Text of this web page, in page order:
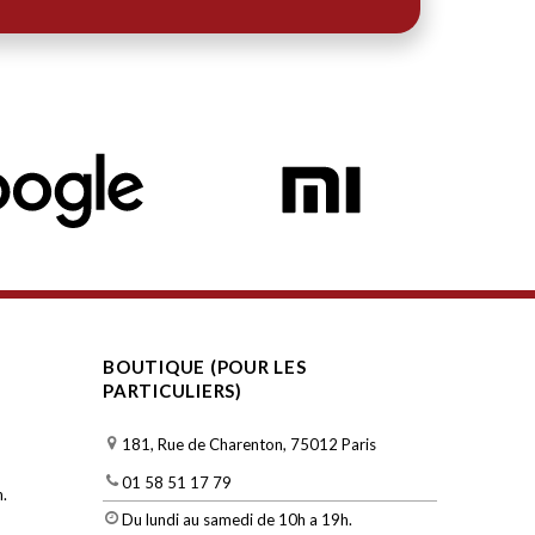
BOUTIQUE (POUR LES
PARTICULIERS)
181, Rue de Charenton, 75012 Paris
01 58 51 17 79
Du lundi au samedi de 10h a 19h.